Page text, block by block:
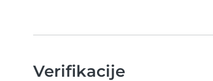
Verifikacije